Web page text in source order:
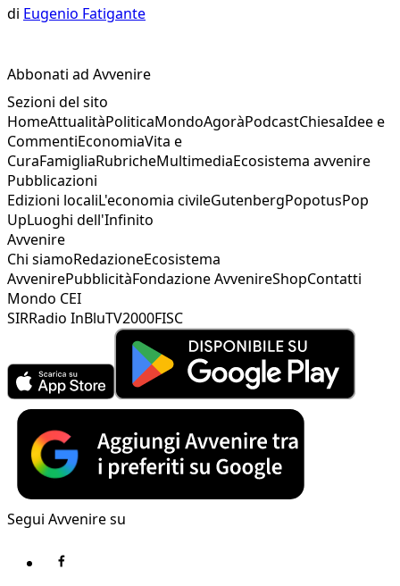
di Eugenio Fatigante
Abbonati ad Avvenire
Sezioni del sito
HomeAttualitàPoliticaMondoAgoràPodcastChiesaIdee e
CommentiEconomiaVita e
CuraFamigliaRubricheMultimediaEcosistema avvenire
Pubblicazioni
Edizioni localiL'economia civileGutenbergPopotusPop
UpLuoghi dell'Infinito
Avvenire
Chi siamoRedazioneEcosistema
AvvenirePubblicitàFondazione AvvenireShopContatti
Mondo CEI
SIRRadio InBluTV2000FISC
Segui Avvenire su